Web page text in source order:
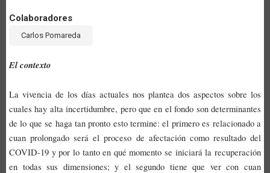
Colaboradores
Carlos Pomareda
El contexto
La vivencia de los días actuales nos plantea dos aspectos sobre los
cuales hay alta incertidumbre, pero que en el fondo son determinantes
de lo que se haga tan pronto esto termine: el primero es relacionado a
cuan prolongado será el proceso de afectación como resultado del
COVID-19 y por lo tanto en qué momento se iniciará la recuperación
en todas sus dimensiones; y el segundo tiene que ver con cuan